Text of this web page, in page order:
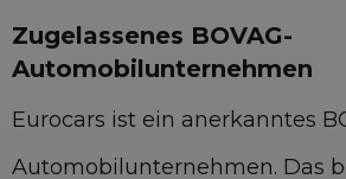
Zugelassenes BOVAG-
Automobilunternehmen
Eurocars ist ein anerkanntes
Automobilunternehmen. Das